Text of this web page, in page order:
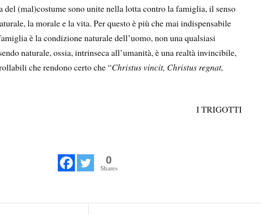
del (mal)costume sono unite nella lotta contro la famiglia, il senso
la morale e la vita. Per questo è più che mai indispensabile
è la condizione naturale dell’uomo, non una qualsiasi
naturale, ossia, intrinseca all’umanità, è una realtà invincibile,
che rendono certo che “Christus vincit, Christus regnat,
I TRIGOTTI
0
Shares